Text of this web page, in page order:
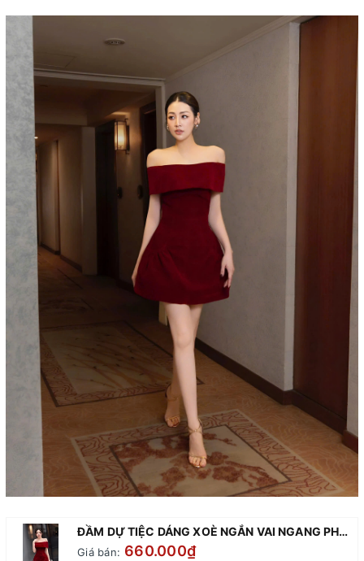
ĐẦM DỰ TIỆC DÁNG XOÈ NGẮN VAI NGANG PHỐI TÚI SANG TRỌNG ALVIN STORE 1620 (ĐỎ)
Giá bán: 660.000₫